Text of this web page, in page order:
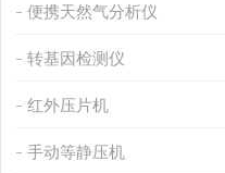
便携天然气分析仪
转基因检测仪
红外压片机
手动等静压机